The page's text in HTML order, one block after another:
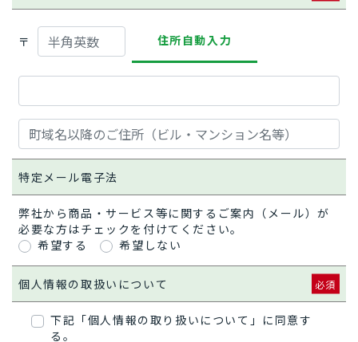
〒 住所自動入力
特定メール電子法
弊社から商品・サービス等に関するご案内（メール）が
必要な方はチェックを付けてください。
希望する
希望しない
個人情報の取扱いについて
下記「個人情報の取り扱いについて」に同意す
る。